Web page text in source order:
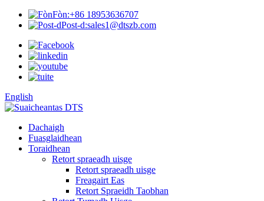
Fòn:+86 18953636707
Post-d:sales1@dtszb.com
English
Dachaigh
Fuasglaidhean
Toraidhean
Retort spraeadh uisge
Retort spraeadh uisge
Freagairt Eas
Retort Spraeidh Taobhan